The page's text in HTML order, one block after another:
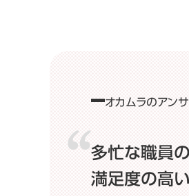
オカムラのアン
多忙な職員の
満足度の高